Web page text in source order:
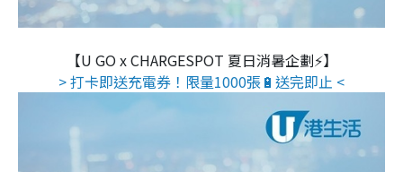
【U GO x CHARGESPOT 夏日消暑企劃⚡】
> 打卡即送充電券！限量1000張🔋送完即止 <